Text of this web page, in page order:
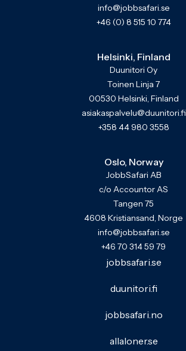
info@jobbsafari.se
+46 (0) 8 515 10 774
Helsinki, Finland
Duunitori Oy
Toinen Linja 7
00530 Helsinki, Finland
asiakaspalvelu@duunitori.fi
+358 44 980 3558
Oslo, Norway
JobbSafari AB
c/o Accountor AS
Tangen 75
4608 Kristiansand, Norge
info@jobbsafari.se
+46 70 314 59 79
jobbsafari.se
duunitori.fi
jobbsafari.no
allaloner.se